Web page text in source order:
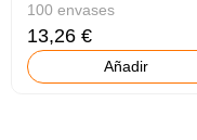
100 envases
13,26 €
Añadir